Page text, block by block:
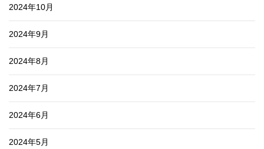
2024年10月
2024年9月
2024年8月
2024年7月
2024年6月
2024年5月